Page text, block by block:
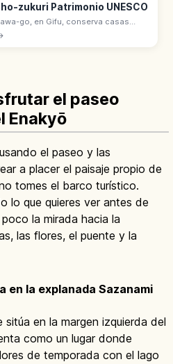
zukuri Patrimonio UNESCO
go, en Gifu, conserva casas
zukuri con tejados de paja.
el paseo
Enakyō
el paseo y las
a placer el paisaje propio de
tomes el barco turístico.
lo que quieres ver antes de
la mirada hacia la
las flores, el puente y la
en la explanada Sazanami
sitúa en la margen izquierda del
como un lugar donde
de temporada con el lago